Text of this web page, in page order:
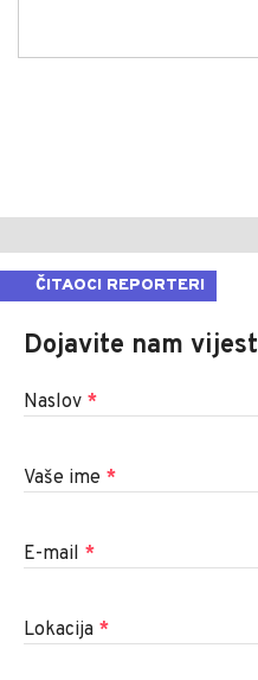
ČITAOCI REPORTERI
Dojavite nam vijest
Naslov *
Vaše ime *
E-mail *
Lokacija *